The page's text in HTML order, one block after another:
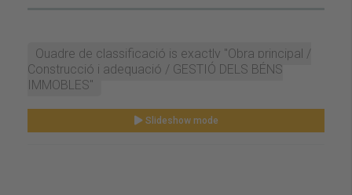
Quadre de classificació is exactly "Obra principal /
Construcció i adequació / GESTIÓ DELS BÉNS
IMMOBLES"
Slideshow mode